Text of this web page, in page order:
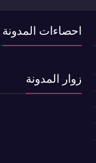
احصاءات المدونة
زوار المدونة